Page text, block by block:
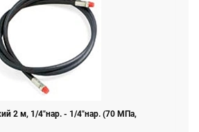
ремонта составляет 1 год с даты
2 м, 1/4"нар. - 1/4"нар. (70 МПа,